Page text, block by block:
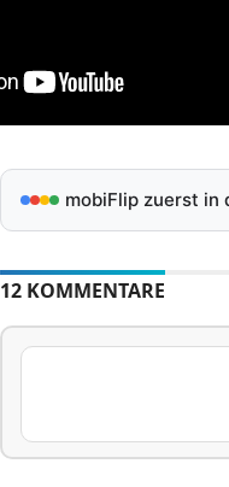
mobiFlip zuerst in
12 KOMMENTARE